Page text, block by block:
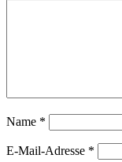
Name *
E-Mail-Adresse *